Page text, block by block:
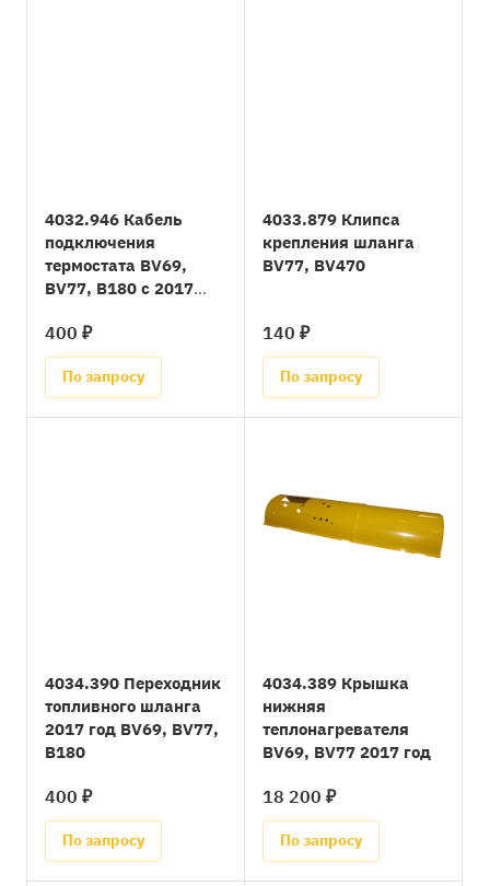
4032.946 Кабель
подключения
термостата BV69,
BV77, B180 с 2017
400 ₽
По запросу
4033.879 Клипса
крепления шланга
BV77, BV470
140 ₽
По запросу
4034.390 Переходник
топливного шланга
2017 год BV69, BV77,
B180
400 ₽
По запросу
4034.389 Крышка
нижняя
теплонагревателя
BV69, BV77 2017 год
18 200 ₽
По запросу